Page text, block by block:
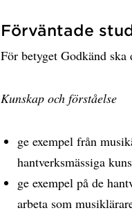
Förväntade
För betyget Godkänd ska
Kunskap och förståelse
ge exempel från
hantverksmässiga
ge exempel på de
arbeta som